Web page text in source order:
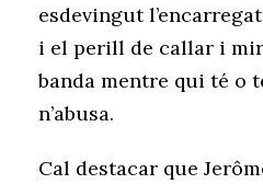
esdevingut
i el perill de callar i
banda mentre qui té o
n’abusa.
Cal destacar que